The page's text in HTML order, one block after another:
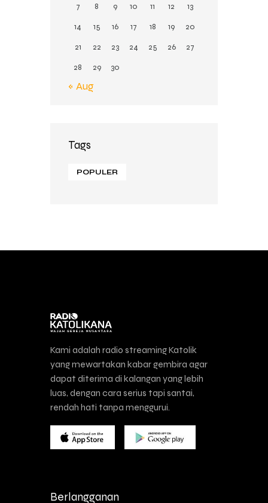
7
8 9 10 11 12
13
14
15 16 17 18 19
20
21
22 23 24 25 26
27
28
29 30
« Aug
Tags
POPULER
Kami adalah radio streaming Katolik
yang mewartakan kabar gembira agar
dapat diterima di kalangan yang lebih
luas, dengan cara serius tapi santai,
rendah hati tanpa menggurui.
Berlangganan